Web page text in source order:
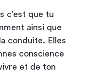
c’est que tu
ainsi que
conduite. Elles
conscience
et de ton